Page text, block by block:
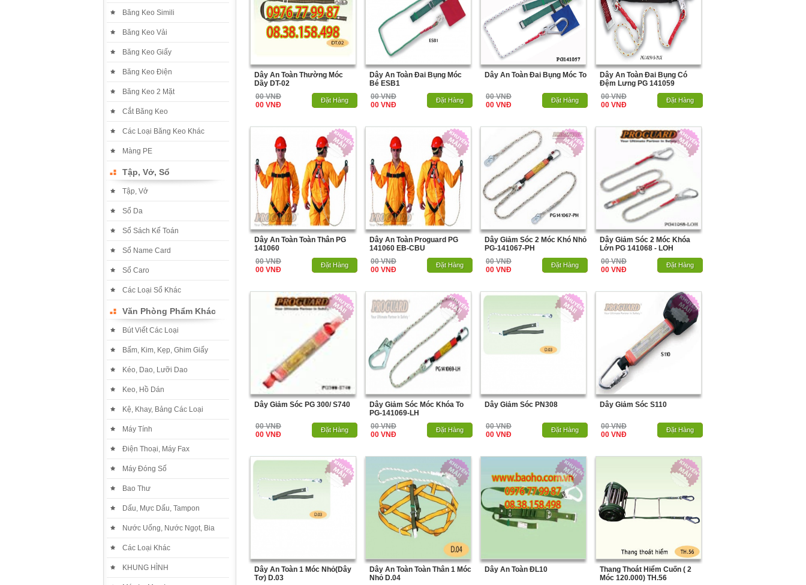
Băng Keo Simili
Băng Keo Vải
Băng Keo Giấy
Băng Keo Điện
Băng Keo 2 Mặt
Cắt Băng Keo
Các Loại Băng Keo Khác
Màng PE
Tập, Vở, Sổ
Tập, Vở
Sổ Da
Sổ Sách Kế Toán
Sổ Name Card
Sổ Caro
Các Loại Sổ Khác
Văn Phòng Phẩm Khác
Bút Viết Các Loại
Bấm, Kim, Kẹp, Ghim Giấy
Kéo, Dao, Lưỡi Dao
Keo, Hồ Dán
Kệ, Khay, Bảng Các Loại
Máy Tính
Điện Thoại, Máy Fax
Máy Đóng Số
Bao Thư
Dấu, Mực Dấu, Tampon
Nước Uống, Nước Ngọt, Bia
Các Loại Khác
KHUNG HÌNH
Dây An Toàn Thường Móc
Dầy DT-02
00 VNĐ
00 VNĐ
Hết Hàng
Đặt Hàng
Dây An Toàn Đai Bụng Móc
Bé ESB1
00 VNĐ
00 VNĐ
Hết Hàng
Đặt Hàng
Dây An Toàn Đai Bụng Móc To
00 VNĐ
00 VNĐ
Hết Hàng
Đặt Hàng
Dây An Toàn Đai Bụng Có
Đệm Lưng PG 141059
00 VNĐ
00 VNĐ
Hết Hàng
Đặt Hàng
Dây An Toàn Toàn Thân PG
141060
00 VNĐ
00 VNĐ
Hết Hàng
Đặt Hàng
Dây An Toàn Proguard PG
141060 EB-CBU
00 VNĐ
00 VNĐ
Hết Hàng
Đặt Hàng
Dây Giảm Sóc 2 Móc Khó Nhỏ
PG-141067-PH
00 VNĐ
00 VNĐ
Hết Hàng
Đặt Hàng
Dây Giảm Sóc 2 Móc Khóa
Lớn PG 141068 - LOH
00 VNĐ
00 VNĐ
Hết Hàng
Đặt Hàng
Dây Giảm Sóc PG 300/ S740
00 VNĐ
00 VNĐ
Hết Hàng
Đặt Hàng
Dây Giảm Sóc Móc Khóa To
PG-141069-LH
00 VNĐ
00 VNĐ
Hết Hàng
Đặt Hàng
Dây Giảm Sóc PN308
00 VNĐ
00 VNĐ
Hết Hàng
Đặt Hàng
Dây Giảm Sóc S110
00 VNĐ
00 VNĐ
Hết Hàng
Đặt Hàng
Dây An Toàn 1 Móc Nhỏ(Dây
Tơ) D.03
Dây An Toàn Toàn Thân 1 Móc
Nhỏ D.04
Dây An Toàn ĐL10
Thang Thoát Hiểm Cuốn ( 2
Móc 120.000) TH.56